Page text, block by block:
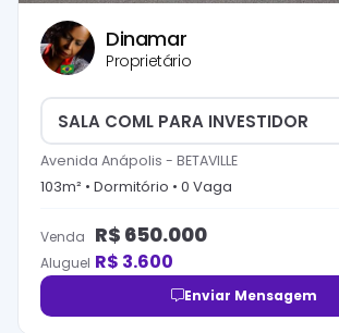
Dinamar
Proprietário
SALA COML PARA INVESTIDOR
Avenida Anápolis - BETAVILLE
103m² • Dormitório • 0 Vaga
Venda R$ 650.000
Aluguel R$ 3.600
Enviar Mensagem